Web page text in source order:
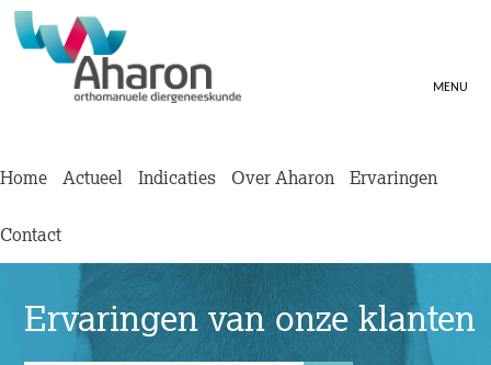
MENU
Home Actueel Indicaties Over Aharon Ervaringen
Contact
Ervaringen van onze klanten